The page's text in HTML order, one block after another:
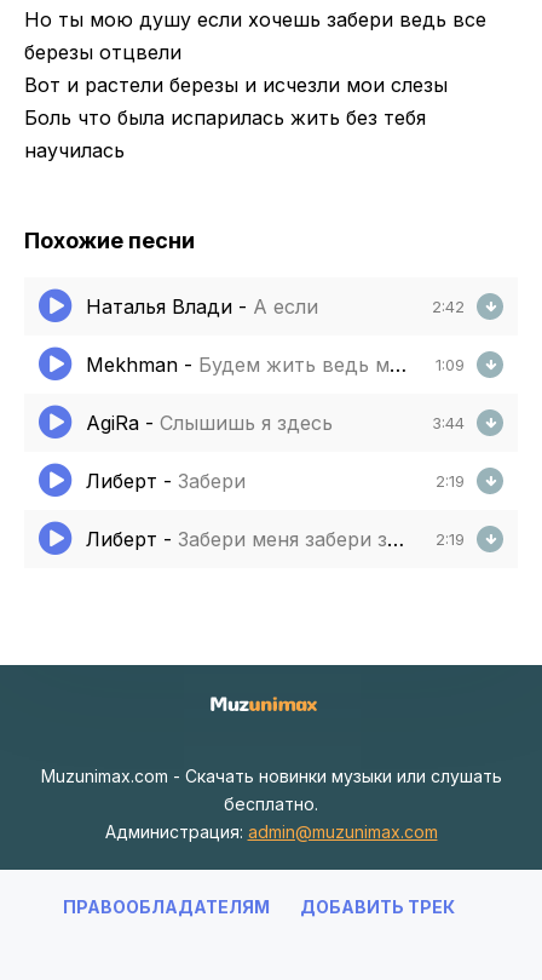
Но ты мою душу если хочешь забери ведь все
березы отцвели
Вот и растели березы и исчезли мои слезы
Боль что была испарилась жить без тебя
научилась
Похожие песни
Наталья Влади - А если 2:42
Mekhman - Будем жить ведь мы будем жить 1:09
AgiRa - Слышишь я здесь 3:44
Либерт - Забери 2:19
Либерт - Забери меня забери забери и не отпускай 2:19
Muzunimax.com - Скачать новинки музыки или слушать
бесплатно.
Администрация: admin@muzunimax.com
ПРАВООБЛАДАТЕЛЯМ ДОБАВИТЬ ТРЕК